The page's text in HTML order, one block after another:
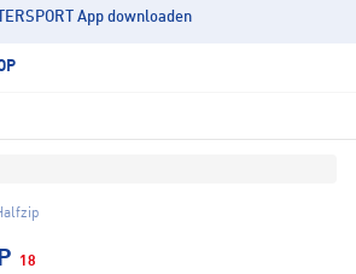
App downloaden
18